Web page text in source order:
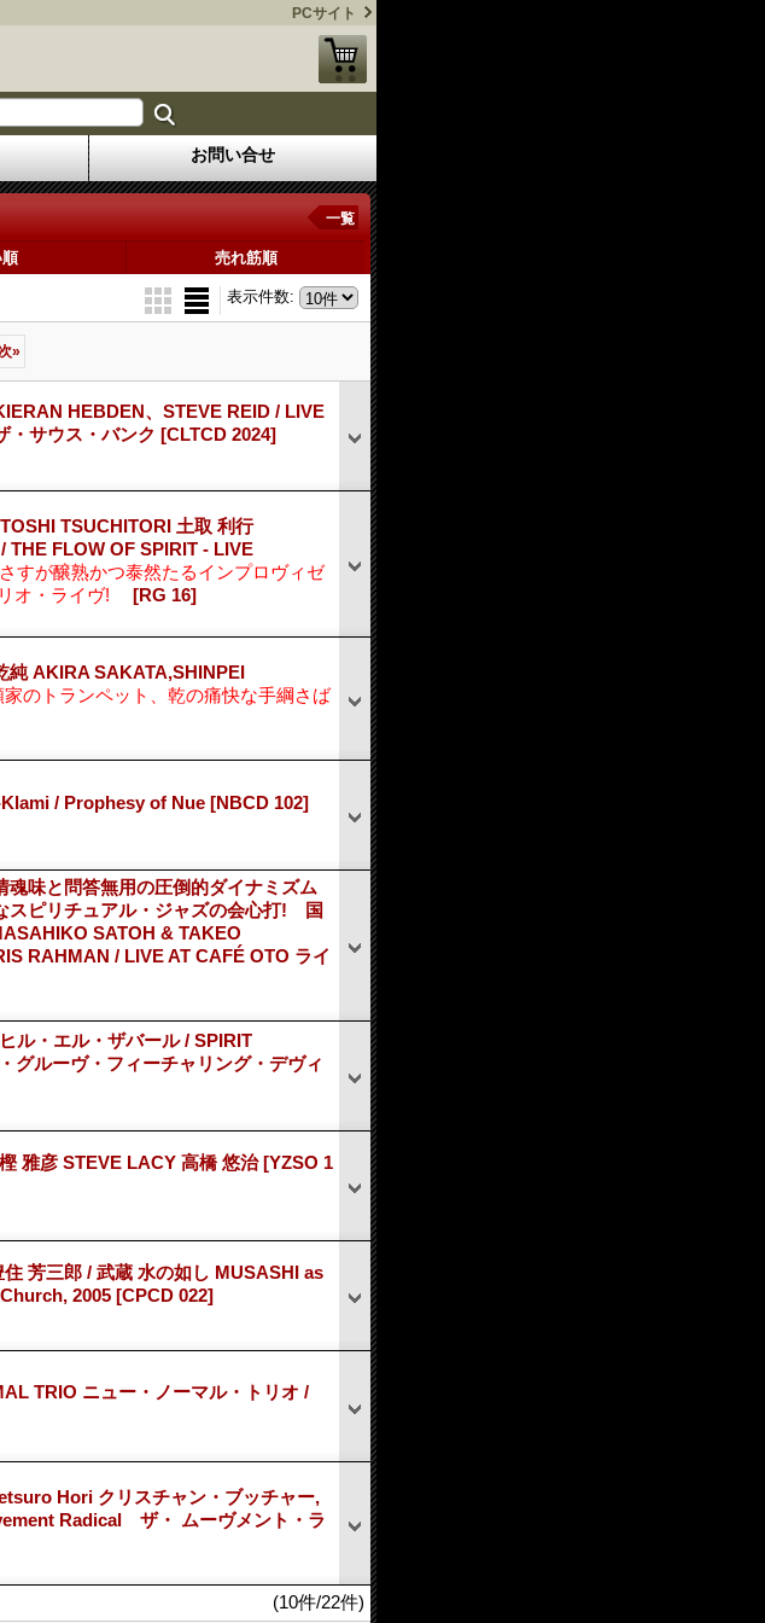
PCサイト
お問い合せ
一覧
売れ筋順
表示件数:
»
HEBDEN、STEVE REID / LIVE
・サウス・バンク [CLTCD 2024]
TSUCHITORI 土取 利行
THE FLOW OF SPIRIT - LIVE
すが醸熟かつ泰然たるインプロヴィゼ
オ・ライヴ!
[RG 16]
純 AKIRA SAKATA,SHINPEI
のトランペット、乾の痛快な手綱さば
/ Prophesy of Nue [NBCD 102]
魂味と問答無用の圧倒的ダイナミズム
スピリチュアル・ジャズの会心打! 国
SATOH & TAKEO
RAHMAN / LIVE AT CAFÉ OTO ライ
・エル・ザバール / SPIRIT
グルーヴ・フィーチャリング・デヴィ
雅彦 STEVE LACY 高橋 悠治[YZSO 1
芳三郎 / 武蔵 水の如し MUSASHI as
2005 [CPCD 022]
TRIO ニュー・ノーマル・トリオ /
Hori クリスチャン・ブッチャー,
Radical ザ・ ムーヴメント・ラ
(10件/22件)